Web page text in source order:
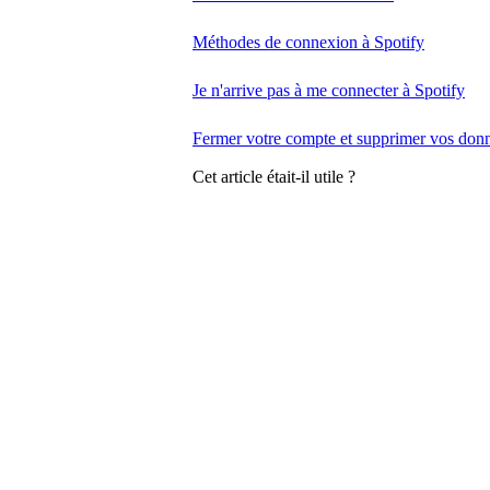
Méthodes de connexion à Spotify
Je n'arrive pas à me connecter à Spotify
Fermer votre compte et supprimer vos
Cet article était-il utile ?